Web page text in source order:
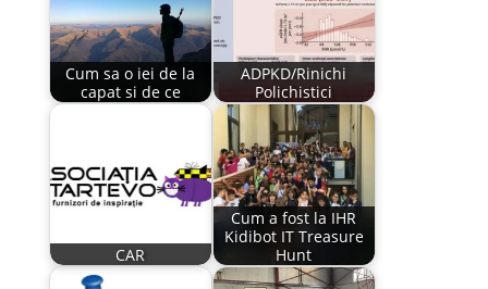
Cum sa o iei de la
capat si de ce
ADPKD/Rinichi
Polichistici
CAR
Cum a fost la IHR
Kidibot IT Treasure
Hunt